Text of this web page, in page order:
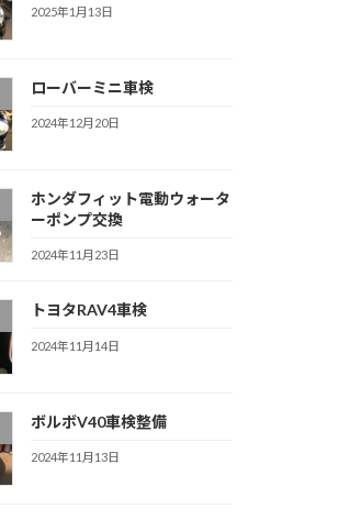
2025年1月13日
ローバーミニ車検
2024年12月20日
ホンダフィット電動ウォータ
ーポンプ交換
2024年11月23日
トヨタRAV4車検
2024年11月14日
ボルボV40車検整備
2024年11月13日